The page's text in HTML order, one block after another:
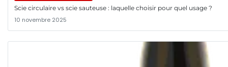
Scie circulaire vs scie sauteuse : laquelle choisir pour quel usage ?
10 novembre 2025